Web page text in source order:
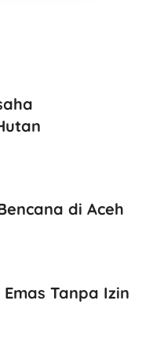
di Aceh
Tanpa Izin